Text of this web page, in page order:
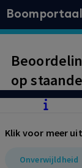
Boomportaal
op
Klik voor meer
Onverwijldheid